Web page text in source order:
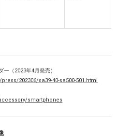
（2023年4月発売）
202306/sa39-40-sa500-501.html
smartphones